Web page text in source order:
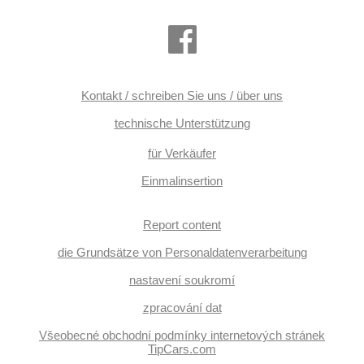
Kontakt / schreiben Sie uns / über uns
technische Unterstützung
für Verkäufer
Einmalinsertion
Report content
die Grundsätze von Personaldatenverarbeitung
nastavení soukromí
zpracování dat
Všeobecné obchodní podmínky internetových stránek
TipCars.com